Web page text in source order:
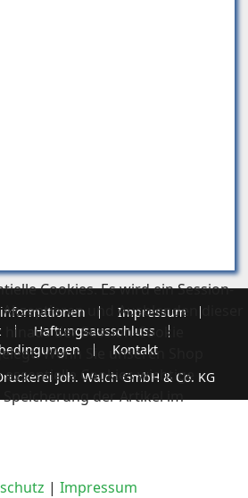
Impressum
Haftungsausschluss
Kontakt
Joh. Walch GmbH & Co. KG
Cookies. Es wird ein Session-
Akzeptieren und Ausblenden dieser
der Session-Cookie
Wenn Sie unseren Shop
essentielle Cookies wichtige
der Artikel im
| Impressum